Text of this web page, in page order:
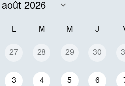
L M M J
27 28 29 30
3 4 5 6